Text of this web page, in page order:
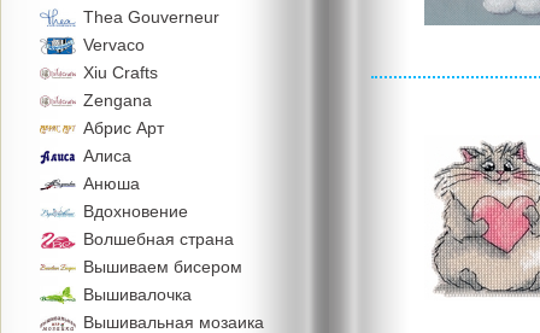
Thea Gouverneur
Vervaco
Xiu Crafts
Zengana
Абрис Арт
Алиса
Анюша
Вдохновение
Волшебная страна
Вышиваем бисером
Вышивалочка
Вышивальная мозаика